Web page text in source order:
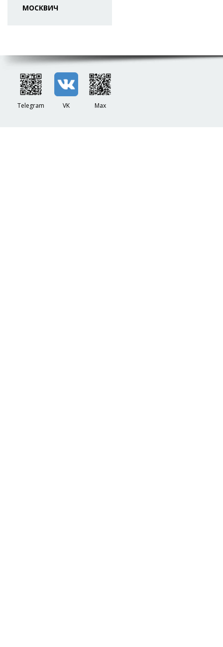
МОСКВИЧ
Telegram VK Max